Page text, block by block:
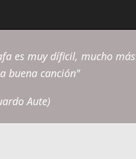
es muy díficil, mucho más
buena canción"
Aute)